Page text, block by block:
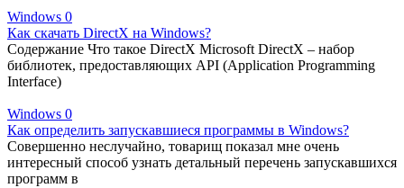
Windows 0
Как скачать DirectX на Windows?
Содержание Что такое DirectX Microsoft DirectX – набор
библиотек, предоставляющих API (Application Programming
Interface)
Windows 0
Как определить запускавшиеся программы в Windows?
Совершенно неслучайно, товарищ показал мне очень
интересный способ узнать детальный перечень запускавшихся
программ в